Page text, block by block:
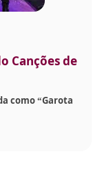
Canções de
como “Garota